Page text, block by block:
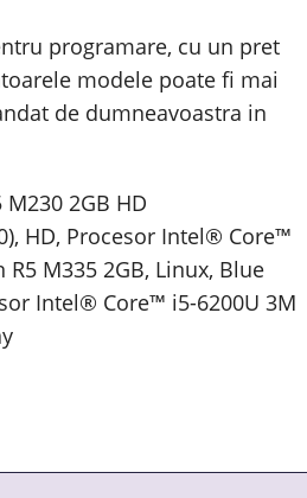
programare, cu un pret
modele poate fi mai
de dumneavoastra in
2GB HD
HD, Procesor Intel® Core™
R5 M335 2GB, Linux, Blue
Intel® Core™ i5-6200U 3M